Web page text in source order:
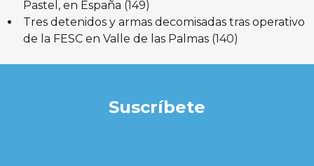
Pastel, en España (149)
Tres detenidos y armas decomisadas tras operativo
de la FESC en Valle de las Palmas (140)
Suscríbete